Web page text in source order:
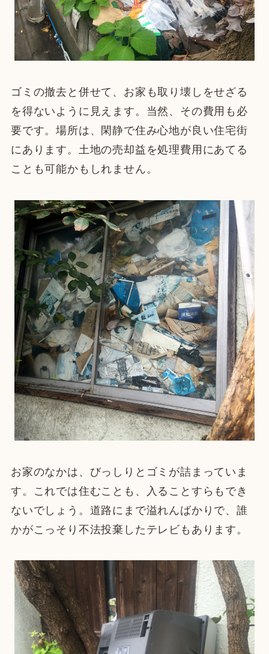
ゴミの撤去と併せて、お家も取り壊しをせざる
を得ないように見えます。当然、その費用も必
要です。場所は、閑静で住み心地が良い住宅街
にあります。土地の売却益を処理費用にあてる
ことも可能かもしれません。
お家のなかは、びっしりとゴミが詰まっていま
す。これでは住むことも、入ることすらもでき
ないでしょう。道路にまで溢れんばかりで、誰
かがこっそり不法投棄したテレビもあります。